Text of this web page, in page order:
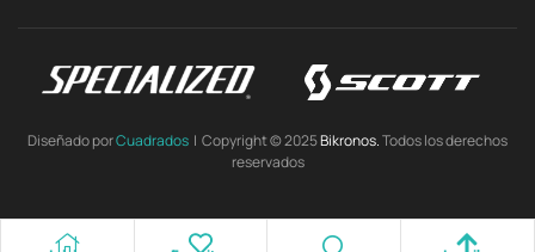
Diseñado porCuadrados | Copyright © 2025Bikronos.Todos los derechos
reservados